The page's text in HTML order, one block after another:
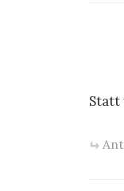
Statt